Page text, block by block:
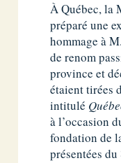
À Québec, la
préparé une
hommage à
de renom
province et
étaient tirées
intitulé
à l’occasion
fondation de
présentées